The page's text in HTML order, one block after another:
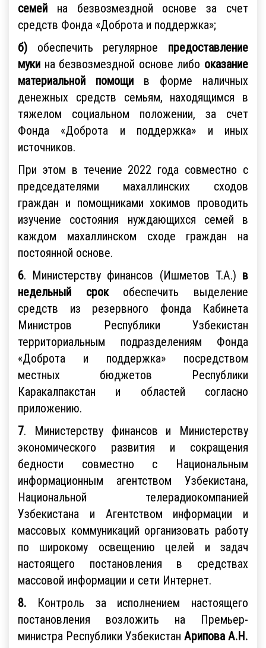
семей на безвозмездной основе за счет
средств Фонда «Доброта и поддержка»;
б) обеспечить регулярное предоставление
муки на безвозмездной основе либо оказание
материальной помощи в форме наличных
денежных средств семьям, находящимся в
тяжелом социальном положении, за счет
Фонда «Доброта и поддержка» и иных
источников.
При этом в течение 2022 года совместно с
председателями махаллинских сходов
граждан и помощниками хокимов проводить
изучение состояния нуждающихся семей в
каждом махаллинском сходе граждан на
постоянной основе.
6. Министерству финансов (Ишметов Т.А.) в
недельный срокобеспечить выделение
средств из резервного фонда Кабинета
Министров Республики Узбекистан
территориальным подразделениям Фонда
«Доброта и поддержка» посредством
местных бюджетов Республики
Каракалпакстан и областей согласно
приложению.
7. Министерству финансов и Министерству
экономического развития и сокращения
бедности совместно с Национальным
информационным агентством Узбекистана,
Национальной телерадиокомпанией
Узбекистана и Агентством информации и
массовых коммуникаций организовать работу
по широкому освещению целей и задач
настоящего постановления в средствах
массовой информации и сети Интернет.
8. Контроль за исполнением настоящего
постановления возложить на Премьер-
министра Республики Узбекистан Арипова А.Н.